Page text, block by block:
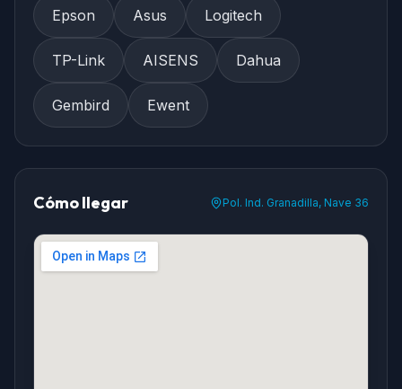
Epson Asus Logitech
TP-Link AISENS Dahua
Gembird Ewent
Cómo llegar Pol. Ind. Granadilla, Nave 36